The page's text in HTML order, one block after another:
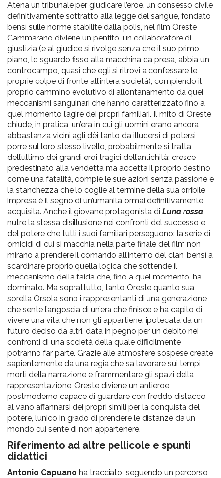
Atena un tribunale per giudicare l’eroe, un consesso civile
definitivamente sottratto alla legge del sangue, fondato
bensì sulle norme stabilite dalla polis, nel film Oreste
Cammarano diviene un pentito, un collaboratore di
giustizia (e al giudice si rivolge senza che il suo primo
piano, lo sguardo fisso alla macchina da presa, abbia un
controcampo, quasi che egli si ritrovi a confessare le
proprie colpe di fronte all’intera società), compiendo il
proprio cammino evolutivo di allontanamento da quei
meccanismi sanguinari che hanno caratterizzato fino a
quel momento l’agire dei propri familiari. Il mito di Oreste
chiude, in pratica, un’era in cui gli uomini erano ancora
abbastanza vicini agli dèi tanto da illudersi di potersi
porre sul loro stesso livello, probabilmente si tratta
dell’ultimo dei grandi eroi tragici dell’antichità: cresce
predestinato alla vendetta ma accetta il proprio destino
come una fatalità, compie le sue azioni senza passione e
la stanchezza che lo coglie al termine della sua orribile
impresa è il segno di un’umanità ormai definitivamente
acquisita. Anche il giovane protagonista di Luna rossa
nutre la stessa disillusione nei confronti del successo e
del potere che tutti i suoi familiari perseguono: la serie di
omicidi di cui si macchia nella parte finale del film non
mirano a prendere il comando all’interno del clan, bensì a
scardinare proprio quella logica che sottende il
meccanismo della faida che, fino a quel momento, ha
dominato. Ma soprattutto, tanto Oreste quanto sua
sorella Orsola sono i rappresentanti di una generazione
che sente l’angoscia di un’era che finisce e ha capito di
vivere una vita che non gli appartiene, ipotecata da un
futuro deciso da altri, data in pegno per un debito nei
confronti di una società della quale difficilmente
potranno far parte. Grazie alle atmosfere sospese create
sapientemente da una regia che sa lavorare sui tempi
morti della narrazione e frammentare gli spazi della
rappresentazione, Oreste diviene un antieroe
postmoderno capace di guardare con freddo distacco
al vano affannarsi dei propri simili per la conquista del
potere, l’unico in grado di prendere le distanze da un
mondo cui sente di non appartenere.
Riferimento ad altre pellicole e spunti
didattici
Antonio Capuano ha tracciato, seguendo un percorso